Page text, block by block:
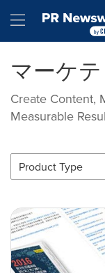
Hamburger
マーケ
Create Content,
Measurable
Product Type